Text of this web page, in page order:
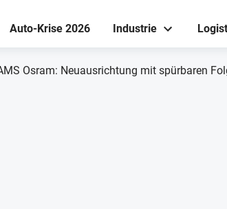
Auto-Krise 2026 Industrie
Osram: Neuausrichtung mit spürbaren